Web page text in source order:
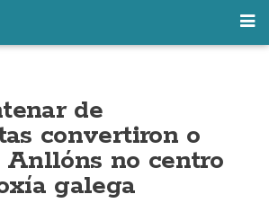
de
convertiron o
Anllóns no centro
galega